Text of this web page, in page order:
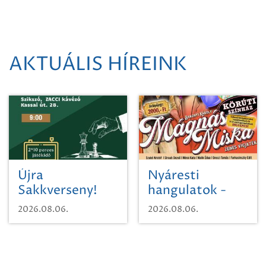
AKTUÁLIS HÍREINK
Újra
Sakkverseny!
2026.08.06.
Nyáresti
hangulatok -
Mágnás Miska
2026.08.06.